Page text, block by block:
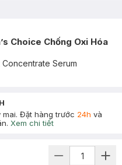
Choice Chống Oxi Hóa
Serum
mai. Đặt hàng trước 24h và
Xem chi tiết